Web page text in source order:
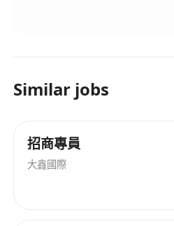
1. 底薪港幣8,500元加無上
展。
3. 提供免費考牌培訓，專業
業經理，憑業績就可以升職
樓專屬優惠；定期團隊活動、
點優勢：工作地點位於南區
Similar jobs
招商專員
大鑫國際